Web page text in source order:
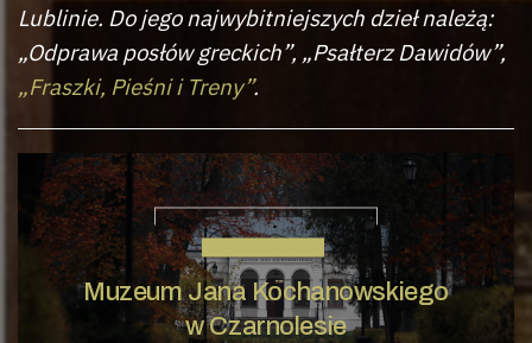
Lublinie. Do jego najwybitniejszych dzieł należą:
„Odprawa posłów greckich”, „Psałterz Dawidów”,
„Fraszki, Pieśni i Treny”.
Muzeum Jana Kochanowskiego
w Czarnolesie